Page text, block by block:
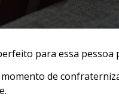
para essa pessoa
de